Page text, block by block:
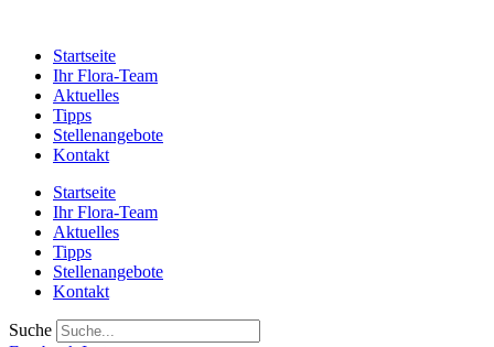
Startseite
Ihr Flora-Team
Aktuelles
Tipps
Stellenangebote
Kontakt
Startseite
Ihr Flora-Team
Aktuelles
Tipps
Stellenangebote
Kontakt
Suche